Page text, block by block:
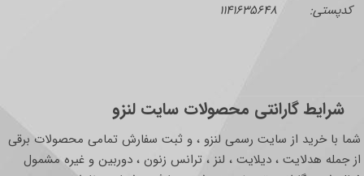
کدپستی: ۱۱۴۱۶۳۵۶۴۸
شرایط گارانتی محصولات سایت لنزو
شما با خرید از سایت رسمی لنزو ، و ثبت سفارش تمامی محصولات برقی
از جمله هدلایت ، دیلایت ، لنز ، ترانس زنون ، دوربین و غیره مشمول